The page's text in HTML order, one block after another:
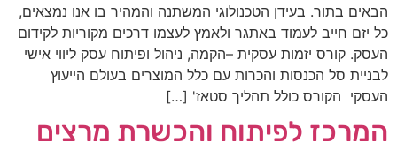
הבאים בתור. בעידן הטכנולוגי המשתנה והמהיר בו אנו נמצאים,
כל יזם חייב לעמוד באתגר ולאמץ לעצמו דרכים מקוריות לקידום
העסק. קורס יזמות עסקית –הקמה, ניהול ופיתוח עסק ליווי אישי
לבניית סל הכנסות והכרות עם כלל המוצרים בעולם הייעוץ
העסקי ​ הקורס כולל תהליך סטאז' […]
המרכז לפיתוח והכשרת מרצים